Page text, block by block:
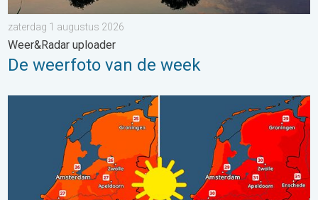
zaterdag 1 augustus 2026
Weer&Radar uploader
De weerfoto van de week
Volop zon en zomerse warmte. Weekendweer. . . donderdag